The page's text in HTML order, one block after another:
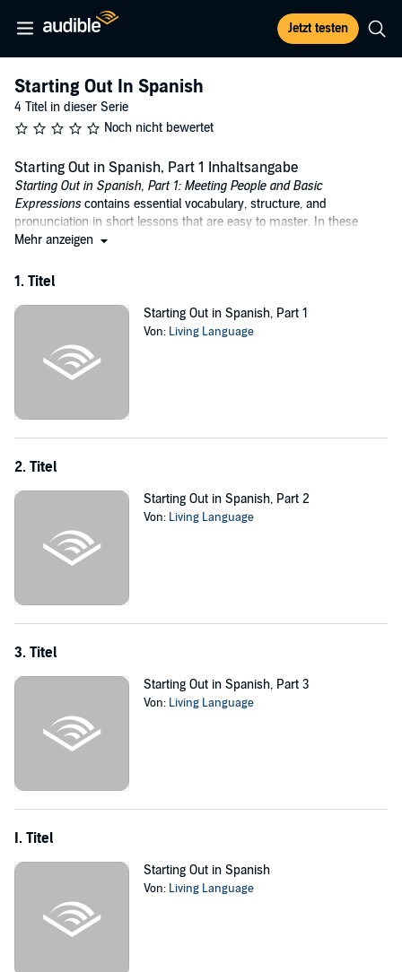
Jetzt testen
Starting Out In Spanish
4 Titel in dieser Serie
Noch nicht bewertet
Starting Out in Spanish, Part 1 Inhaltsangabe
Starting Out in Spanish, Part 1: Meeting People and Basic
Expressionscontains essential vocabulary, structure, and
pronunciation in short lessons that are easy to master. In these
introductory lessons, you'll learn how to count, how to talk about
other essential expressions. You'll also get the chance to practice
be speaking Spanish right from the beginning, and you'll be
surprised at how easy it is to learn.
To take your learning even further, be sure to check out
in Spanish, Part 2: Getting Around Town
www.livinglanguage.com for a complete audioscript of this program.
Mehr anzeigen
1. Titel
Starting Out in Spanish, Part 1
Von: Living Language
2. Titel
Starting Out in Spanish, Part 2
Von: Living Language
3. Titel
Starting Out in Spanish, Part 3
Von: Living Language
I. Titel
Starting Out in Spanish
Von: Living Language